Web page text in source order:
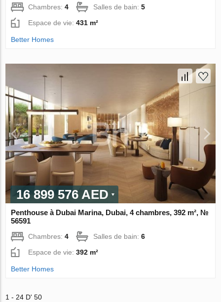
Chambres:4 Salles de bain:5
Espace de vie:431 m²
Better Homes
16 899 576 AED
Penthouse à Dubai Marina, Dubai, 4 chambres, 392 m², №
56591
Chambres:4 Salles de bain:6
Espace de vie:392 m²
Better Homes
1 - 24 D' 50